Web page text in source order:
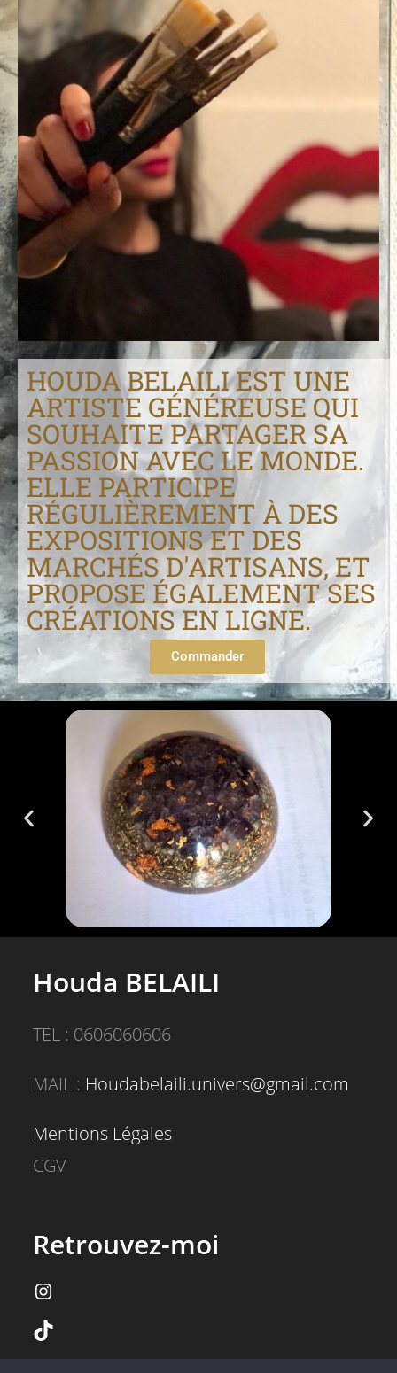
HOUDA BELAILI EST UNE
ARTISTE GÉNÉREUSE QUI
SOUHAITE PARTAGER SA
PASSION AVEC LE MONDE.
ELLE PARTICIPE
RÉGULIÈREMENT À DES
EXPOSITIONS ET DES
MARCHÉS D'ARTISANS, ET
PROPOSE ÉGALEMENT SES
CRÉATIONS EN LIGNE.
Commander
Houda BELAILI
TEL : 0606060606
MAIL : Houdabelaili.univers@gmail.com
Mentions Légales
CGV
Retrouvez-moi